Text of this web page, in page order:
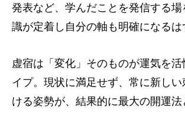
発表など、学んだことを発信する場
識が定着し自分の軸も明確になるは
虚宿は「変化」そのものが運気を活
イプ。現状に満足せず、常に新し
ける姿勢が、結果的に最大の開運法